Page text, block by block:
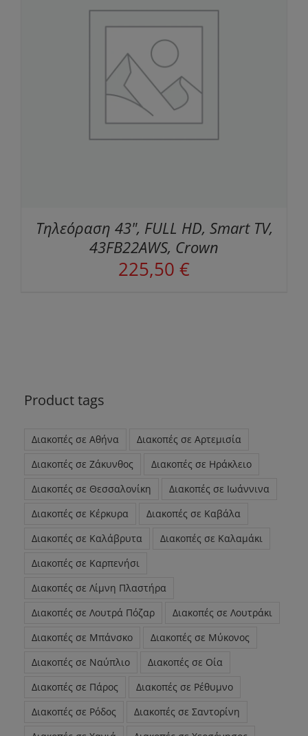
Τηλεόραση 43", FULL HD, Smart TV,
43FB22AWS, Crown
225,50 €
Product tags
Διακοπές σε Αθήνα
Διακοπές σε Αρτεμισία
Διακοπές σε Ζάκυνθος
Διακοπές σε Ηράκλειο
Διακοπές σε Θεσσαλονίκη
Διακοπές σε Ιωάννινα
Διακοπές σε Κέρκυρα
Διακοπές σε Καβάλα
Διακοπές σε Καλάβρυτα
Διακοπές σε Καλαμάκι
Διακοπές σε Καρπενήσι
Διακοπές σε Λίμνη Πλαστήρα
Διακοπές σε Λουτρά Πόζαρ
Διακοπές σε Λουτράκι
Διακοπές σε Μπάνσκο
Διακοπές σε Μύκονος
Διακοπές σε Ναύπλιο
Διακοπές σε Οία
Διακοπές σε Πάρος
Διακοπές σε Ρέθυμνο
Διακοπές σε Ρόδος
Διακοπές σε Σαντορίνη